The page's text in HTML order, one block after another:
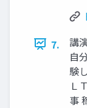
7.
講
自
験
Ｌ
事